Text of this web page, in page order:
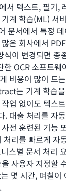
텍스트, 필기,
계 학습(ML) 서
문서에서 특정
은 회사에서
식이 변경되면 종
OCR 소프트웨
비용이 많이 드
는 기계 학습
업 없이도 텍스
. 대출 처리를 자
전 훈련된 기능
리를 빠르게 자
스별 문서 처리
사용자 지정할
몇 시간, 며칠이